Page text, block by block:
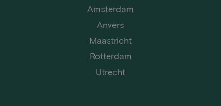
Amsterdam
Anvers
Maastricht
Rotterdam
Utrecht